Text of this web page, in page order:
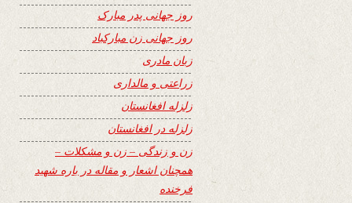
روز جهانی پدر مبارک
روز جهانی زن مبارکباد
زبان مادری
زراعتی و مالداری
زلزله افغانستان
زلزله در افغانستان
زن و زندگی – زن و مشکلات –
همچنان اشعار و مقاله در باره شهید
فرخنده